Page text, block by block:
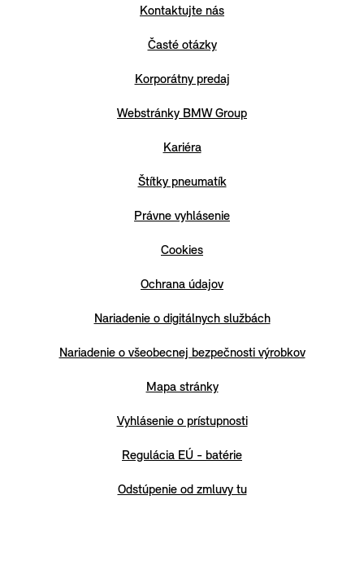
Kontaktujte nás
Časté otázky
Korporátny predaj
Webstránky BMW Group
Kariéra
Štítky pneumatík
Právne vyhlásenie
Cookies
Ochrana údajov
Nariadenie o digitálnych službách
Nariadenie o všeobecnej bezpečnosti výrobkov
Mapa stránky
Vyhlásenie o prístupnosti
Regulácia EÚ - batérie
Odstúpenie od zmluvy tu